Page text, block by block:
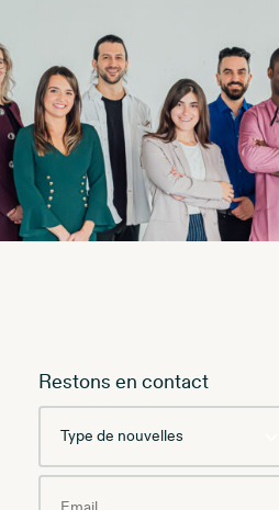
Restons en contact
Type
Language
Email